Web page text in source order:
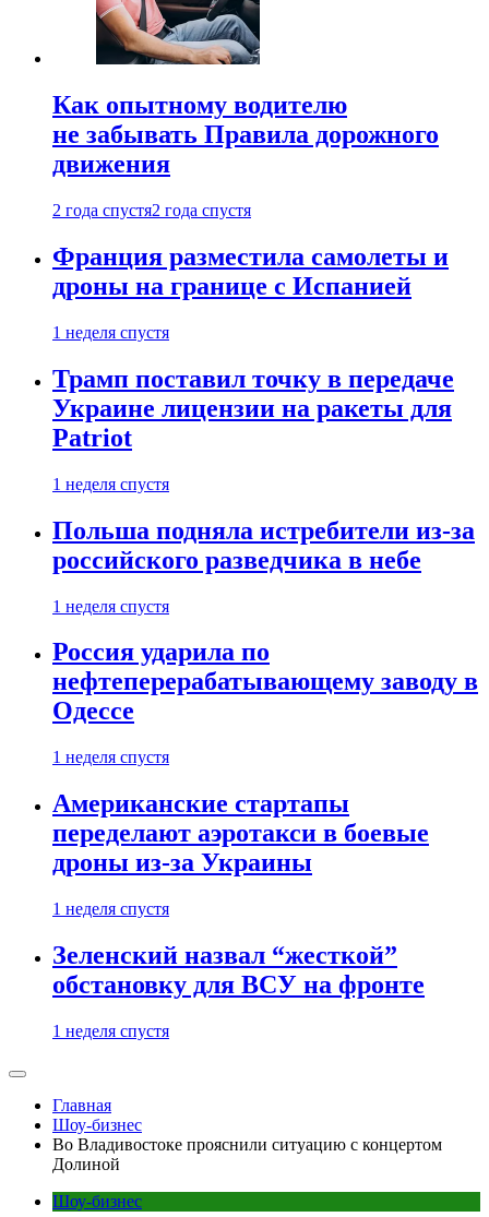
Как опытному водителю
не забывать Правила дорожного
движения
2 года спустя2 года спустя
Франция разместила самолеты и
дроны на границе с Испанией
1 неделя спустя
Трамп поставил точку в передаче
Украине лицензии на ракеты для
Patriot
1 неделя спустя
Польша подняла истребители из-за
российского разведчика в небе
1 неделя спустя
Россия ударила по
нефтеперерабатывающему заводу в
Одессе
1 неделя спустя
Американские стартапы
переделают аэротакси в боевые
дроны из-за Украины
1 неделя спустя
Зеленский назвал “жесткой”
обстановку для ВСУ на фронте
1 неделя спустя
Главная
Шоу-бизнес
Во Владивостоке прояснили ситуацию с концертом
Долиной
Шоу-бизнес